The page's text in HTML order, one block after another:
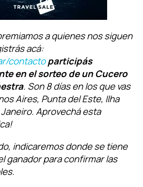
a quienes nos siguen
acá:
contactoparticipás
en el sorteo de un Cucero
. Son 8 días en los que vas
Aires, Punta del Este, Ilha
Aprovechá esta
indicaremos donde se tiene
ganador para confirmar las